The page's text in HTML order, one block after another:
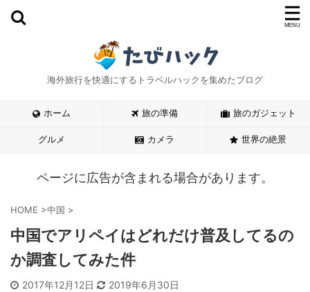
海外旅行を快適にするトラベルハックを集めたブログ
ホーム 旅の準備 旅のガジェット
グルメ カメラ 世界の絶景
ページに広告が含まれる場合があります。
HOME >中国 >
中国でアリペイはどれだけ普及してるの
か調査してみた件
2017年12月12日 2019年6月30日